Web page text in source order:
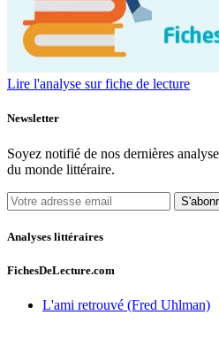
Lire l'analyse sur fiche de lecture
Newsletter
Soyez notifié de nos dernières
du monde littéraire.
Analyses littéraires
FichesDeLecture.com
L'ami retrouvé (Fred Uhlman)